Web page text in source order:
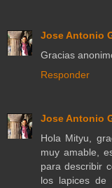
Jose Antonio
Gracias
Responder
Jose Antonio
Hola Mityu,
muy amable,
para describir
los lapices de